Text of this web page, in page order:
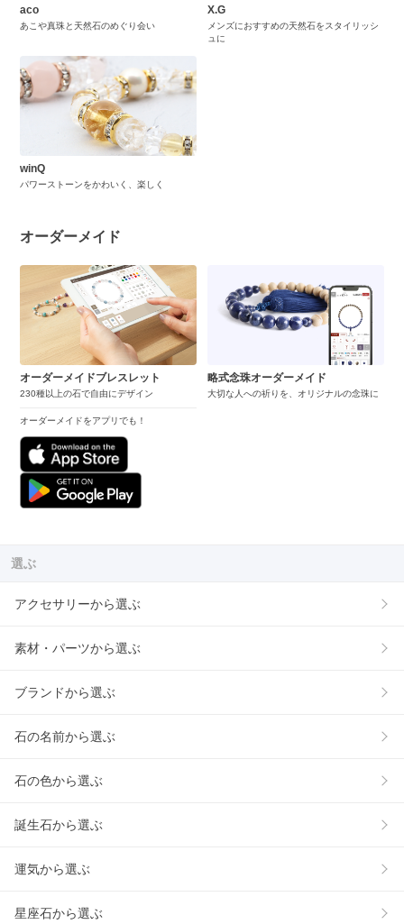
aco
あこや真珠と天然石のめぐり会い
X.G
メンズにおすすめの天然石をスタイリッシ
ュに
winQ
パワーストーンをかわいく、楽しく
オーダーメイド
オーダーメイドブレスレット
230種以上の石で自由にデザイン
オーダーメイドをアプリでも！
略式念珠オーダーメイド
大切な人への祈りを、オリジナルの念珠に
選ぶ
アクセサリーから選ぶ
素材・パーツから選ぶ
ブランドから選ぶ
石の名前から選ぶ
石の色から選ぶ
誕生石から選ぶ
運気から選ぶ
星座石から選ぶ